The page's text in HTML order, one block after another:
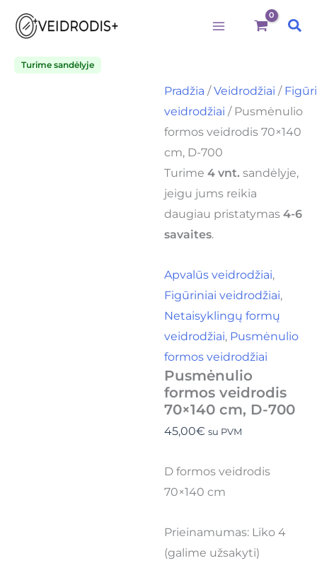
Pereiti
prie
Turime sandėlyje
Pradžia /Veidrodžiai /
veidrodžiai / Pusmėnulio
formos veidrodis 70×140
cm, D-700
Turime4 vnt. sandėlyje,
jeigu jums reikia
daugiau pristatymas4-6
savaites.
Apvalūs veidrodžiai,
Figūriniai veidrodžiai,
Netaisyklingų formų
veidrodžiai, Pusmėnulio
formos veidrodžiai
Pusmėnulio
formos veidrodis
70×140 cm, D-700
45,00€ su PVM
D formos veidrodis
70×140 cm
Prieinamumas: Liko 4
(galime užsakyti)
Pusmėnulio
cm,
D-
700